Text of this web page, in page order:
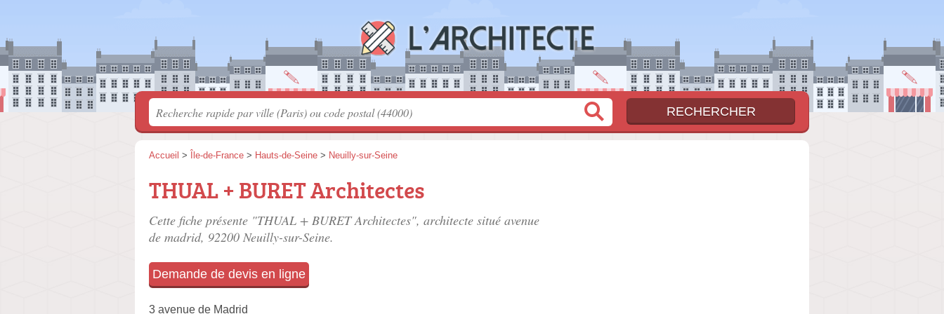
Accueil > Île-de-France > Hauts-de-Seine > Neuilly-sur-Seine
THUAL + BURET Architectes
Cette fiche présente "THUAL + BURET Architectes", architecte situé avenue
de madrid, 92200 Neuilly-sur-Seine.
Demande de devis en ligne
3 avenue de Madrid